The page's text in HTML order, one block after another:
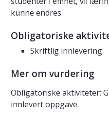
kunne endres.
Obligatoriske
Skriftlig innlevering
Mer om vurdering
Obligatoriske aktiviteter:
innlevert oppgave.